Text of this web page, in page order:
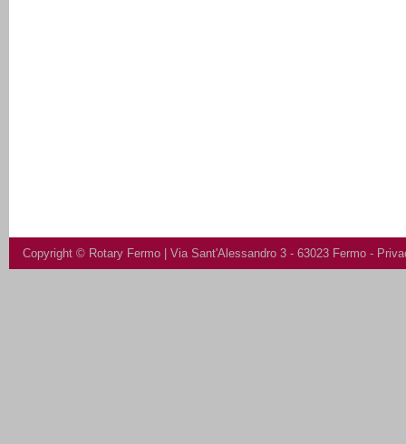
Copyright © Rotary Fermo | Via Sant'Alessandro 3 - 63023 Fermo -